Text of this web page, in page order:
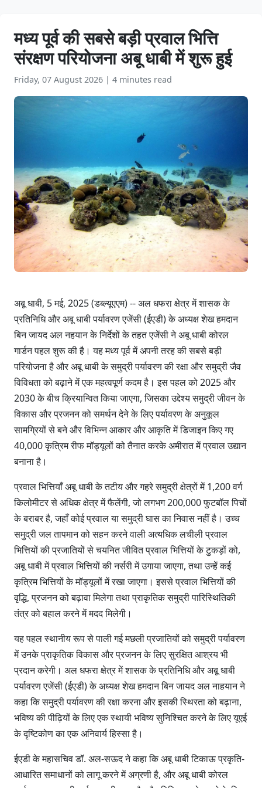
मध्य पूर्व की सबसे बड़ी प्रवाल भित्ति
संरक्षण परियोजना अबू धाबी में शुरू हुई
Friday, 07 August 2026 | 4 minutes read
अबू धाबी, 5 मई, 2025 (डब्ल्यूएएम) -- अल धफरा क्षेत्र में शासक के
प्रतिनिधि और अबू धाबी पर्यावरण एजेंसी (ईएडी) के अध्यक्ष शेख हमदान
बिन जायद अल नहयान के निर्देशों के तहत एजेंसी ने अबू धाबी कोरल
गार्डन पहल शुरू की है। यह मध्य पूर्व में अपनी तरह की सबसे बड़ी
परियोजना है और अबू धाबी के समुद्री पर्यावरण की रक्षा और समुद्री जैव
विविधता को बढ़ाने में एक महत्वपूर्ण कदम है। इस पहल को 2025 और
2030 के बीच क्रियान्वित किया जाएगा, जिसका उद्देश्य समुद्री जीवन के
विकास और प्रजनन को समर्थन देने के लिए पर्यावरण के अनुकूल
सामग्रियों से बने और विभिन्न आकार और आकृति में डिजाइन किए गए
40,000 कृत्रिम रीफ मॉड्यूलों को तैनात करके अमीरात में प्रवाल उद्यान
बनाना है।
प्रवाल भित्तियाँ अबू धाबी के तटीय और गहरे समुद्री क्षेत्रों में 1,200 वर्ग
किलोमीटर से अधिक क्षेत्र में फैलेंगी, जो लगभग 200,000 फुटबॉल पिचों
के बराबर है, जहाँ कोई प्रवाल या समुद्री घास का निवास नहीं है। उच्च
समुद्री जल तापमान को सहन करने वाली अत्यधिक लचीली प्रवाल
भित्तियों की प्रजातियों से चयनित जीवित प्रवाल भित्तियों के टुकड़ों को,
अबू धाबी में प्रवाल भित्तियों की नर्सरी में उगाया जाएगा, तथा उन्हें कई
कृत्रिम भित्तियों के मॉड्यूलों में रखा जाएगा। इससे प्रवाल भित्तियों की
वृद्धि, प्रजनन को बढ़ावा मिलेगा तथा प्राकृतिक समुद्री पारिस्थितिकी
तंत्र को बहाल करने में मदद मिलेगी।
यह पहल स्थानीय रूप से पाली गई मछली प्रजातियों को समुद्री पर्यावरण
में उनके प्राकृतिक विकास और प्रजनन के लिए सुरक्षित आश्रय भी
प्रदान करेगी। अल धफरा क्षेत्र में शासक के प्रतिनिधि और अबू धाबी
पर्यावरण एजेंसी (ईएडी) के अध्यक्ष शेख हमदान बिन जायद अल नाहयान ने
कहा कि समुद्री पर्यावरण की रक्षा करना और इसकी स्थिरता को बढ़ाना,
भविष्य की पीढ़ियों के लिए एक स्थायी भविष्य सुनिश्चित करने के लिए यूएई
के दृष्टिकोण का एक अनिवार्य हिस्सा है।
ईएडी के महासचिव डॉ. अल-सऊद ने कहा कि अबू धाबी टिकाऊ प्रकृति-
आधारित समाधानों को लागू करने में अग्रणी है, और अबू धाबी कोरल